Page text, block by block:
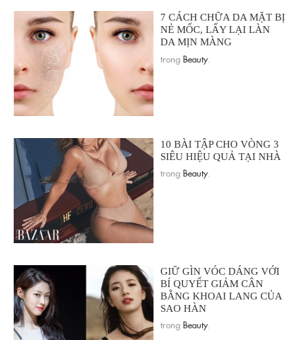
7 CÁCH CHỮA DA MẶT BỊ
NẺ MỐC, LẤY LẠI LÀN
DA MỊN MÀNG
trong Beauty.
10 BÀI TẬP CHO VÒNG 3
SIÊU HIỆU QUẢ TẠI NHÀ
trong Beauty.
GIỮ GÌN VÓC DÁNG VỚI
BÍ QUYẾT GIẢM CÂN
BẰNG KHOAI LANG CỦA
SAO HÀN
trong Beauty.